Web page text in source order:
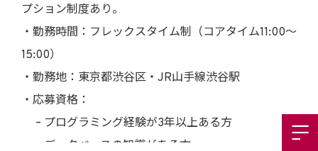
プション制度あり。
・勤務時間：フレックスタイム制（コアタイム11:00〜
15:00）
・勤務地：東京都渋谷区・JR山手線渋谷駅
・応募資格：
– プログラミング経験が3年以上ある方
– データベースの知識がある方